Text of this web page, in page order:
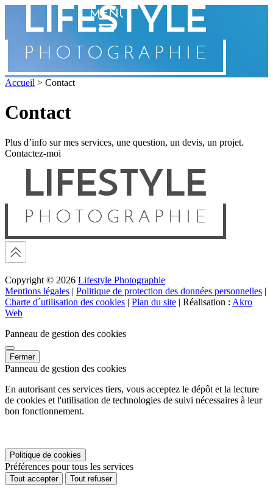
Accueil > Contact
Contact
Plus d’info sur mes services, une question, un devis, un projet.
Contactez-moi
Copyright © 2026 Lifestyle Photographie
Mentions légales | Politique de protection des données personnelles |
Charte d´utilisation des cookies | Plan du site | Réalisation : Akro
Web
MENU
Panneau de gestion des cookies
Fermer
Panneau de gestion des cookies
En autorisant ces services tiers, vous acceptez le dépôt et la lecture
de cookies et l'utilisation de technologies de suivi nécessaires à leur
bon fonctionnement.
Politique de cookies
Préférences pour tous les services
Tout accepter Tout refuser